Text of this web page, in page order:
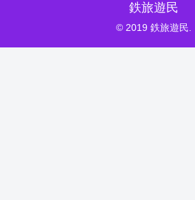
鉄旅遊民
© 2019 鉄旅遊民.